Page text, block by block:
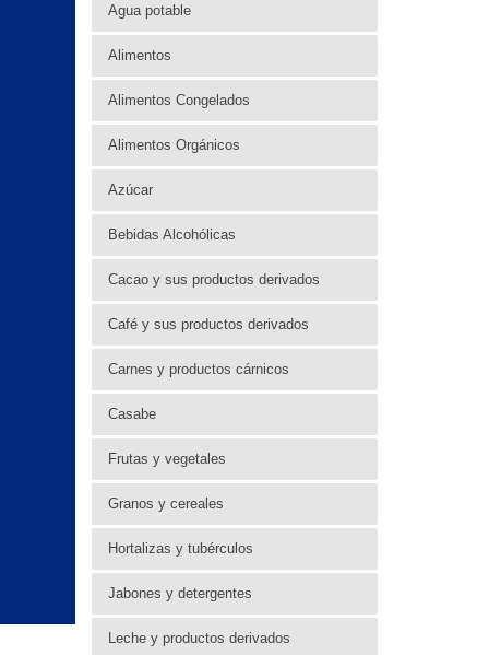
Agua potable
Alimentos
Alimentos Congelados
Alimentos Orgánicos
Azúcar
Bebidas Alcohólicas
Cacao y sus productos derivados
Café y sus productos derivados
Carnes y productos cárnicos
Casabe
Frutas y vegetales
Granos y cereales
Hortalizas y tubérculos
Jabones y detergentes
Leche y productos derivados